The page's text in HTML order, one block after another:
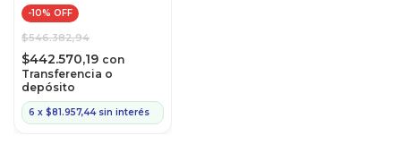
-10% OFF
$546.382,94
$442.570,19 con
Transferencia o
depósito
6 x $81.957,44 sin interés